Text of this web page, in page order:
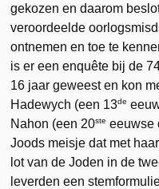
gekozen en daarom
veroordeelde
ontnemen en toe te
is er een enquête bij de
16 jaar geweest en kon
Hadewych (een 13de
Nahon (een 20ste eeuwse
Joods meisje dat met
lot van de Joden in de
leverden een